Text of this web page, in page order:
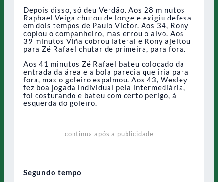
Depois disso, só deu Verdão. Aos 28 minutos
Raphael Veiga chutou de longe e exigiu defesa
em dois tempos de Paulo Victor. Aos 34, Rony
copiou o companheiro, mas errou o alvo. Aos
39 minutos Viña cobrou lateral e Rony ajeitou
para Zé Rafael chutar de primeira, para fora.
Aos 41 minutos Zé Rafael bateu colocado da
entrada da área e a bola parecia que iria para
fora, mas o goleiro espalmou. Aos 43, Wesley
fez boa jogada individual pela intermediária,
foi costurando e bateu com certo perigo, à
esquerda do goleiro.
continua após a publicidade
Segundo tempo